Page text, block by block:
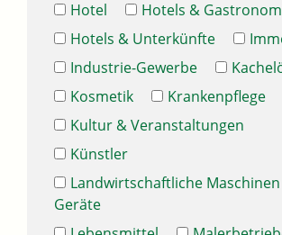
Hotel
Hotels &
Hotels & Unterkünfte
Industrie-Gewerbe
Kosmetik
Krankenpflege
Kultur & Veranstaltungen
Künstler
Landwirtschaftliche
Geräte